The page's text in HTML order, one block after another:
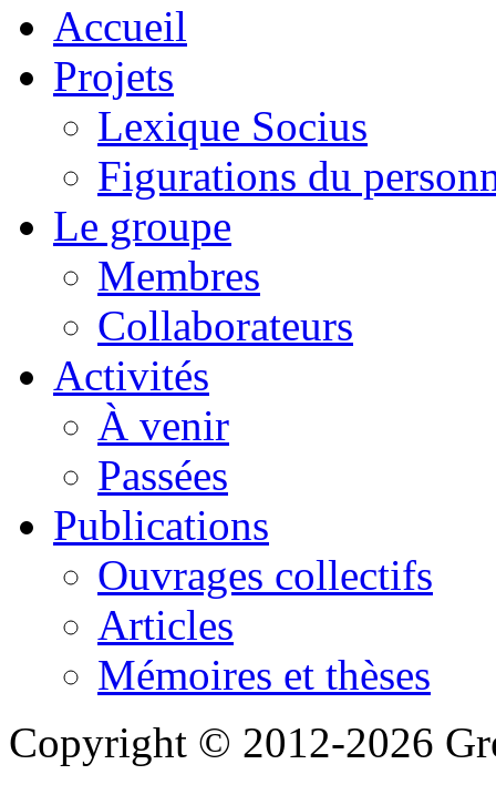
Accueil
Projets
Lexique Socius
Figurations du
Le groupe
Membres
Collaborateurs
Activités
À venir
Passées
Publications
Ouvrages collectifs
Articles
Mémoires et thèses
Copyright © 2012-2026